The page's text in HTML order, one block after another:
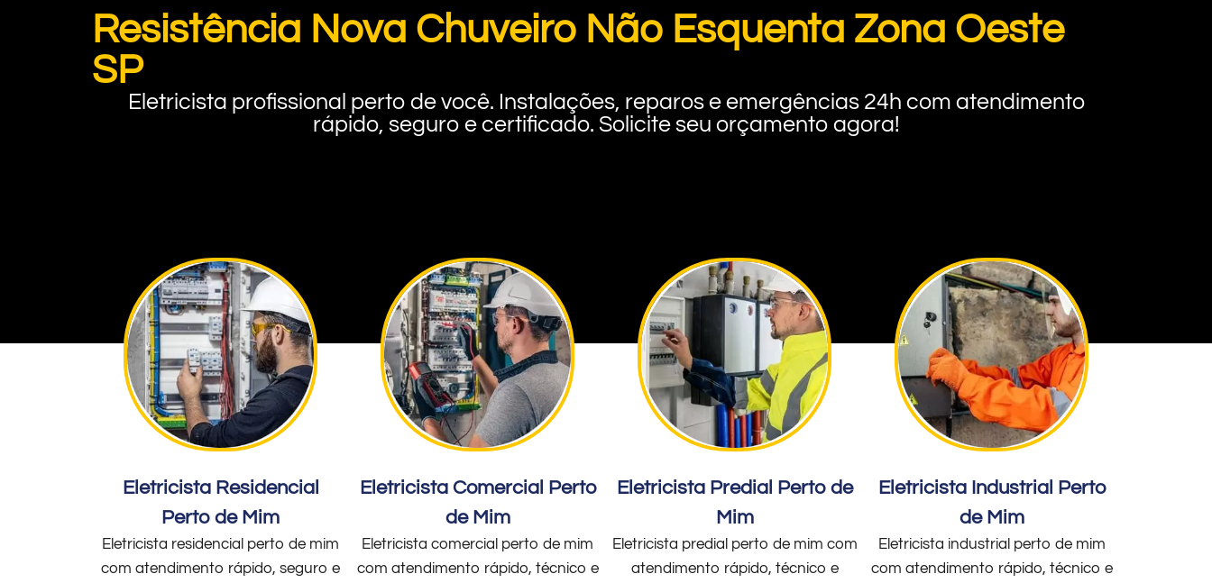
Resistência Nova Chuveiro Não Esquenta Zona Oeste
SP
Eletricista profissional perto de você. Instalações, reparos e emergências 24h com atendimento
rápido, seguro e certificado. Solicite seu orçamento agora!
Eletricista Residencial
Perto de Mim
Eletricista residencial perto de mim
com atendimento rápido, seguro e
Eletricista Comercial Perto
de Mim
Eletricista comercial perto de mim
com atendimento rápido, técnico e
Eletricista Predial Perto de
Mim
Eletricista predial perto de mim com
atendimento rápido, técnico e
Eletricista Industrial Perto
de Mim
Eletricista industrial perto de mim
com atendimento rápido, técnico e